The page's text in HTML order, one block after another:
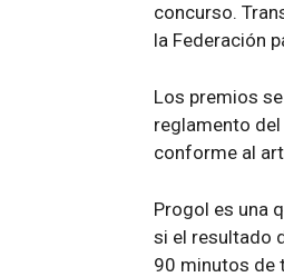
concurso.
la Federación
Los premios
reglamento
conforme al
Progol es una
si el resultado
90 minutos de